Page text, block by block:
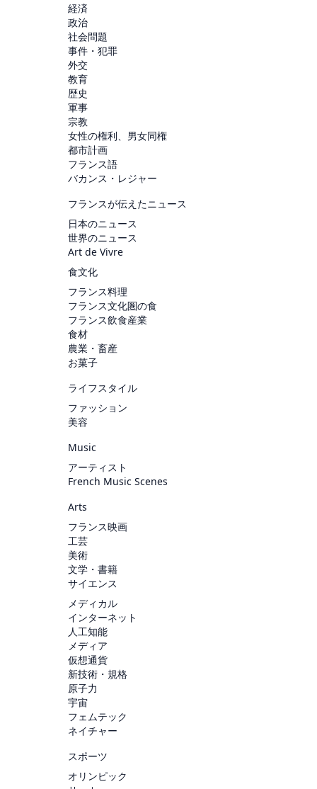
経済
政治
社会問題
事件・犯罪
外交
教育
歴史
軍事
宗教
女性の権利、男女同権
都市計画
フランス語
バカンス・レジャー
フランスが伝えたニュース
日本のニュース
世界のニュース
Art de Vivre
食文化
フランス料理
フランス文化圏の食
フランス飲食産業
食材
農業・畜産
お菓子
ライフスタイル
ファッション
美容
Music
アーティスト
French Music Scenes
Arts
フランス映画
工芸
美術
文学・書籍
サイエンス
メディカル
インターネット
人工知能
メディア
仮想通貨
新技術・規格
原子力
宇宙
フェムテック
ネイチャー
スポーツ
オリンピック